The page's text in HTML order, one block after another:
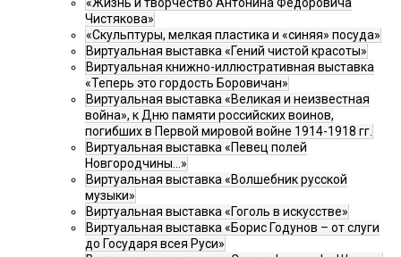
«Жизнь и творчество Антонина Федоровича
Чистякова»
«Скульптуры, мелкая пластика и «синяя» посуда»
Виртуальная выставка «Гений чистой красоты»
Виртуальная книжно-иллюстративная выставка
«Теперь это гордость Боровичан»
Виртуальная выставка «Великая и неизвестная
война», к Дню памяти российских воинов,
погибших в Первой мировой войне 1914-1918 гг.
Виртуальная выставка «Певец полей
Новгородчины…»
Виртуальная выставка «Волшебник русской
музыки»
Виртуальная выставка «Гоголь в искусстве»
Виртуальная выставка «Борис Годунов – от слуги
до Государя всея Руси»